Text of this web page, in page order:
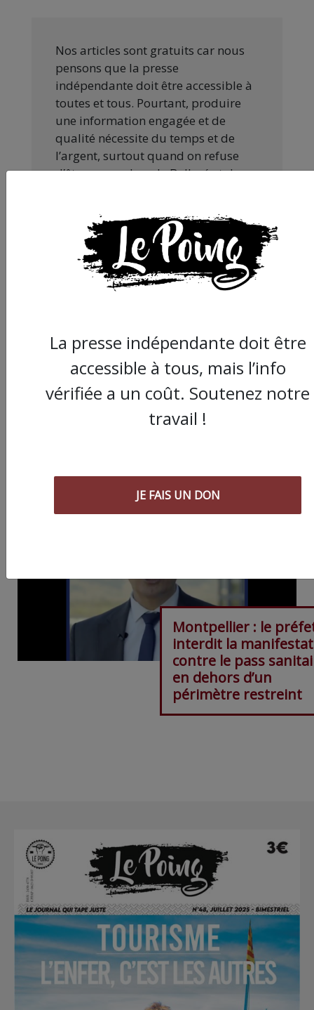
Nos articles sont gratuits car nous
pensons que la presse
indépendante doit être accessible à
toutes et tous. Pourtant, produire
une information engagée et de
qualité nécessite du temps et de
l’argent, surtout quand on refuse
d’être aux ordres de Bolloré et de
JE FAIS UN DON
Partager
cet article :
Montpellier : le
interdit la
contre le pass
en dehors d’un
périmètre restreint
La presse indépendante doit être
accessible à tous, mais l’info
vérifiée a un coût. Soutenez notre
travail !
JE FAIS UN DON